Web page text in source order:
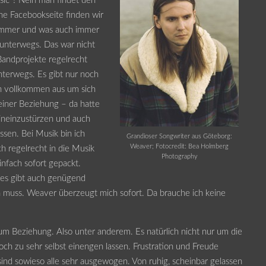
Grandioser Songwriter aus Göteborg:
Weaver; Fotocredit: Bea Holmberg
Photography
Facebookseite finden wir
und was auch immer
Das war nicht
regelrecht
Es gibt nur noch
aus um sich
Beziehung – da hatte
und auch
Bei Musik bin ich
regelrecht in die Musik
sofort gepackt.
gibt auch genügend
Weaver überzeugt mich sofort. Da brauche ich keine
Beziehung. Also unter anderem. Es natürlich nicht nur um die
zu sehr selbst einengen lassen. Frustration und Freude
sowieso alle sehr ausgewogen. Von ruhig, scheinbar gelassen